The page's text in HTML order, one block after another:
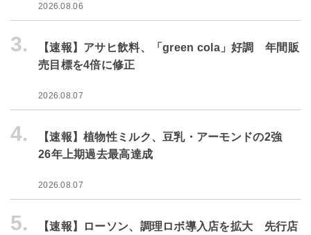
2026.08.06
3.
【速報】アサヒ飲料、「green cola」好調 年間販
売目標を4倍に修正
2026.08.07
4.
【速報】植物性ミルク、豆乳・アーモンドの2強
26年上期過去最高達成
2026.08.07
5.
【速報】ローソン、調理ロボ導入店を拡大 先行店